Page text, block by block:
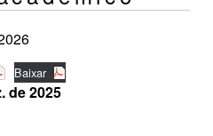
Baixar
de 2025